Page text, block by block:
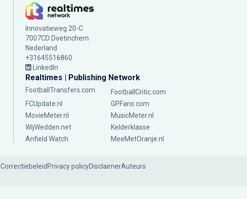
Innovatieweg 20-C
7007CD Doetinchem
Nederland
+31645516860
LinkedIn
Realtimes | Publishing Network
FootballTransfers.com
FootballCritic.com
FCUpdate.nl
GPFans.com
MovieMeter.nl
MusicMeter.nl
WijWedden.net
Kelderklasse
Anfield Watch
MeeMetOranje.nl
Correctiebeleid Privacy policyDisclaimerAuteurs